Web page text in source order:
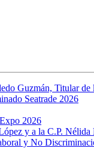
Guzmán, Titular
Seatrade 2026
2026
y a la C.P. Nélida
y No